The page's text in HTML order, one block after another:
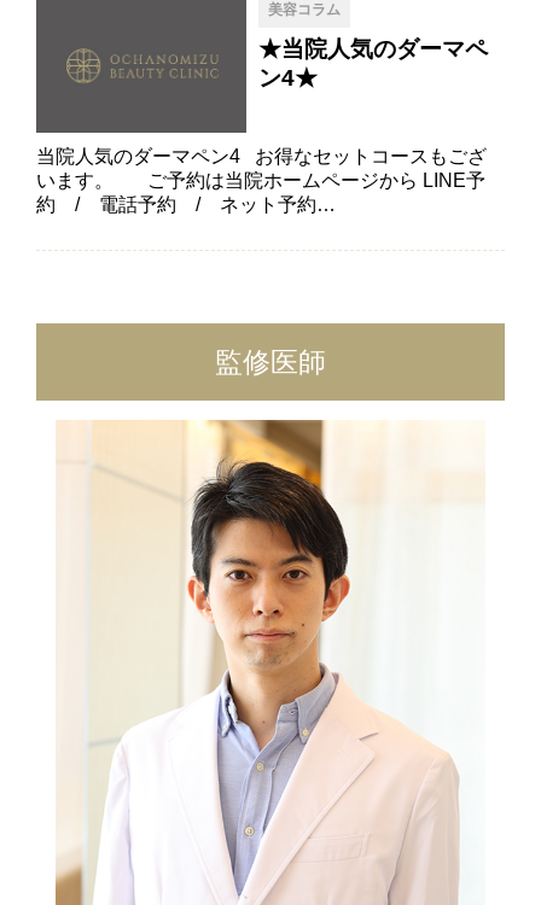
美容コラム
★当院人気のダーマペ
ン4★
当院人気のダーマペン4 お得なセットコースもござ
います。 ご予約は当院ホームページから LINE予
約 / 電話予約 / ネット予約…
監修医師